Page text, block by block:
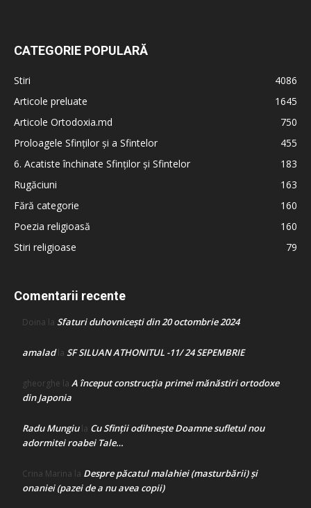
CATEGORIE POPULARĂ
Stiri
4086
Articole preluate
1645
Articole Ortodoxia.md
750
Proloagele Sfinților și a Sfintelor
455
6. Acatiste închinate Sfinților și Sfintelor
183
Rugăciuni
163
Fără categorie
160
Poezia religioasă
160
Stiri religioase
79
Comentarii recente
Doina la Sfaturi duhovnicești din 20 octombrie 2024
amaladla SF SILUAN ATHONITUL -11/ 24 SEPEMBRIE
gheorghe la A început construcţia primei mănăstiri ortodoxe
din Japonia
Radu Mungiula Cu Sfinții odihnește Doamne sufletul nou
adormitei roabei Tale…
Crina Marina la Despre păcatul malahiei (masturbării) şi
onaniei (pazei de a nu avea copii)